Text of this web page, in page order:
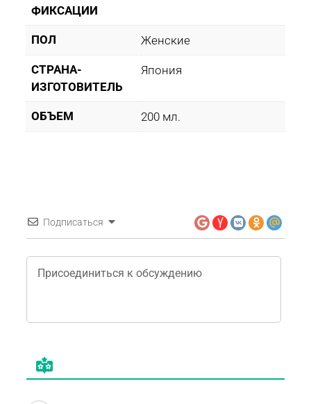
ФИКСАЦИИ
ПОЛ Женские
СТРАНА-
ИЗГОТОВИТЕЛЬ
Япония
ОБЪЕМ 200 мл.
Подписаться